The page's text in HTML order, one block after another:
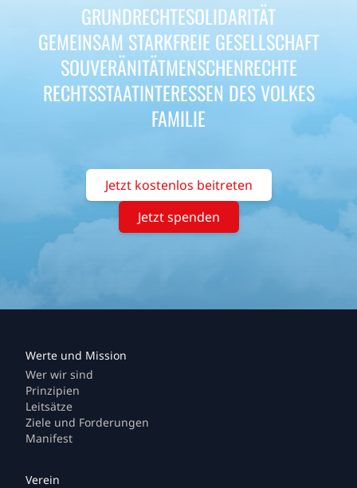
GRUNDRECHTESOLIDARITÄT
GEMEINSAM STARKFREIE GESELLSCHAFT
SOUVERÄNITÄTMENSCHENRECHTE
RECHTSSTAATINTERESSEN DES VOLKES
FAMILIE
Jetzt kostenlos beitreten
Jetzt spenden
Wer wir sind
Prinzipien
Leitsätze
Ziele und Forderungen
Manifest